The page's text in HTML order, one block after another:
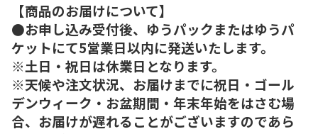
【商品のお届けについて】
●お申し込み受付後、ゆうパックまたはゆうパ
ケットにて5営業日以内に発送いたします。
※土日・祝日は休業日となります。
※天候や注文状況、お届けまでに祝日・ゴール
デンウィーク・お盆期間・年末年始をはさむ場
合、お届けが遅れることがございますのであら